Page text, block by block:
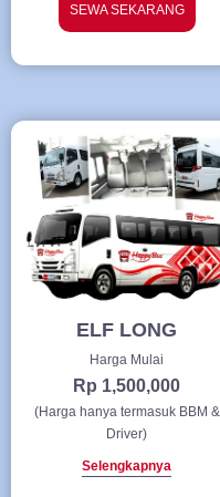
SEWA SEKARANG
ELF LONG
Harga Mulai
Rp 1,500,000
(Harga hanya termasuk BBM &
Driver)
Selengkapnya